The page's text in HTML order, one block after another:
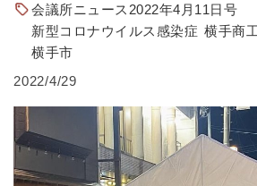
会議所ニュース2022年4月11日号
新型コロナウイルス感染症 横手商
横手市
2022/4/29